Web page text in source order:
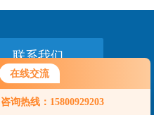
在线交流
咨询热线：15800929203
联系我们
24小时热线：